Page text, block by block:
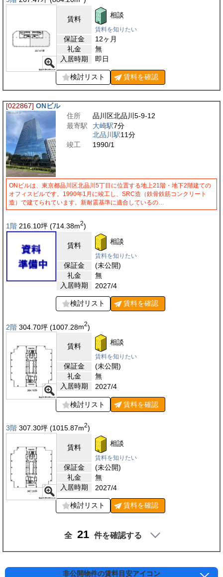
賃料 相談
賃料を知りたい
保証金
12ヶ月
礼金
無
入居時期
即日
検討リスト 賃料を確認
[022867] ONビル
住所
品川区北品川5-9-12
最寄駅
大崎駅7分
北品川駅11分
竣工
1990/1
ONビルは、東京都品川区北品川5丁目に位置する地上21階・地下2階建ての
オフィスビルです。1990年1月に竣工し、SRC造（鉄骨鉄筋コンクリート
造）で建てられています。新耐震基準に適合しているの…
1階 216.10坪 (714.38m2)
賃料 相談
賃料を知りたい
保証金
(未公開)
礼金
無
入居時期
2027/4
検討リスト 賃料を確認
2階 304.70坪 (1007.28m2)
賃料 相談
賃料を知りたい
保証金
(未公開)
礼金
無
入居時期
2027/4
検討リスト 賃料を確認
3階 307.30坪 (1015.87m2)
賃料 相談
賃料を知りたい
保証金
(未公開)
礼金
無
入居時期
2027/4
検討リスト 賃料を確認
全 21 件を確認する
非公開物件の賃料目安アイコン